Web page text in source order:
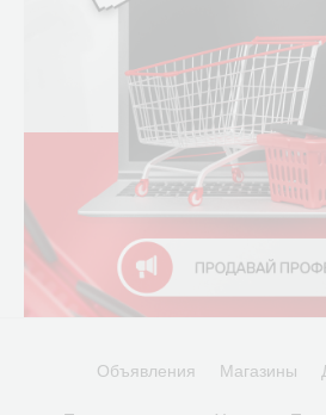
Объявления Магазины